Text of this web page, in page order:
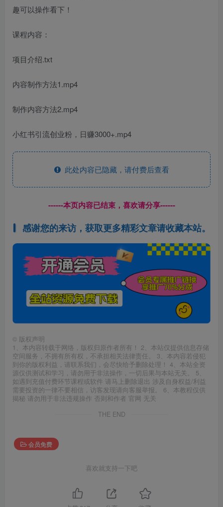
趣可以操作看下！
课程内容：
项目介绍.txt
内容制作方法1.mp4
制作内容方法2.mp4
小红书引流创业粉，日赚3000+.mp4
此处内容已隐藏，请付费后查看
------本页内容已结束，喜欢请分享------
感谢您的来访，获取更多精彩文章请收藏本站。
© 版权声明
1、本内容转载于网络，版权归原作者所有！ 2、本站仅提供信息存储
空间服务，不拥有所有权，不承担相关法律责任。 3、本内容若侵犯
到你的版权利益，请联系我们，会尽快给予删除处理！ 4、本站全资
源仅供测试和学习，请勿用于非法操作，一切后果与本站无关。 5、
如遇到充值付费环节课程或软件 请马上删除退出 涉及自身权益/利益
需要投资的一律不要相信，访客发现请向客服举报。 6、本教程仅供
揭秘 请勿用于非法违规操作 否则和作者 官网 无关
THE END
会员免费
喜欢就支持一下吧